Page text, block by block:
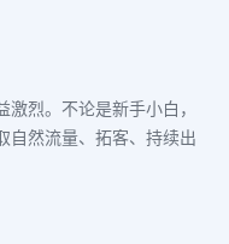
烈。不论是新手小白，
自然流量、拓客、持续出